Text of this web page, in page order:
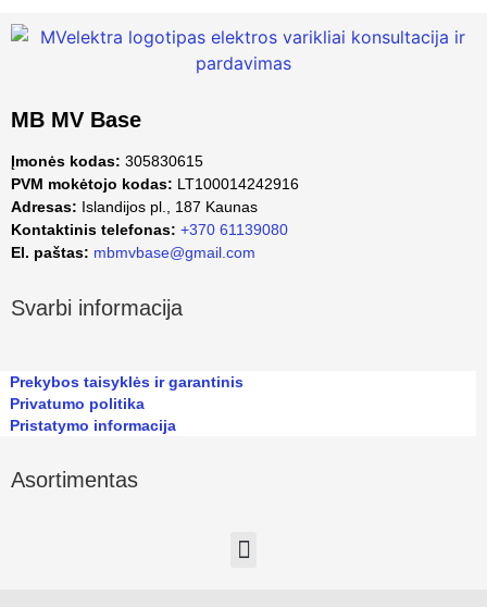
MB MV Base
Įmonės kodas: 305830615
PVM mokėtojo kodas: LT100014242916
Adresas: Islandijos pl., 187 Kaunas
Kontaktinis telefonas: +370 61139080
El. paštas: mbmvbase@gmail.com
Svarbi informacija
Prekybos taisyklės ir garantinis
Privatumo politika
Pristatymo informacija
Asortimentas